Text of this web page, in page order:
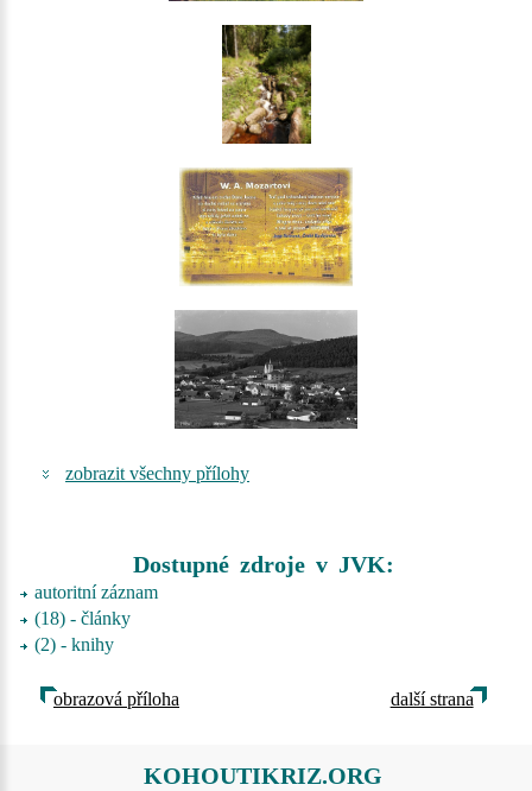
zobrazit všechny přílohy
Dostupné zdroje v JVK:
autoritní záznam
(18) - články
(2) - knihy
obrazová příloha další strana
KOHOUTIKRIZ.ORG